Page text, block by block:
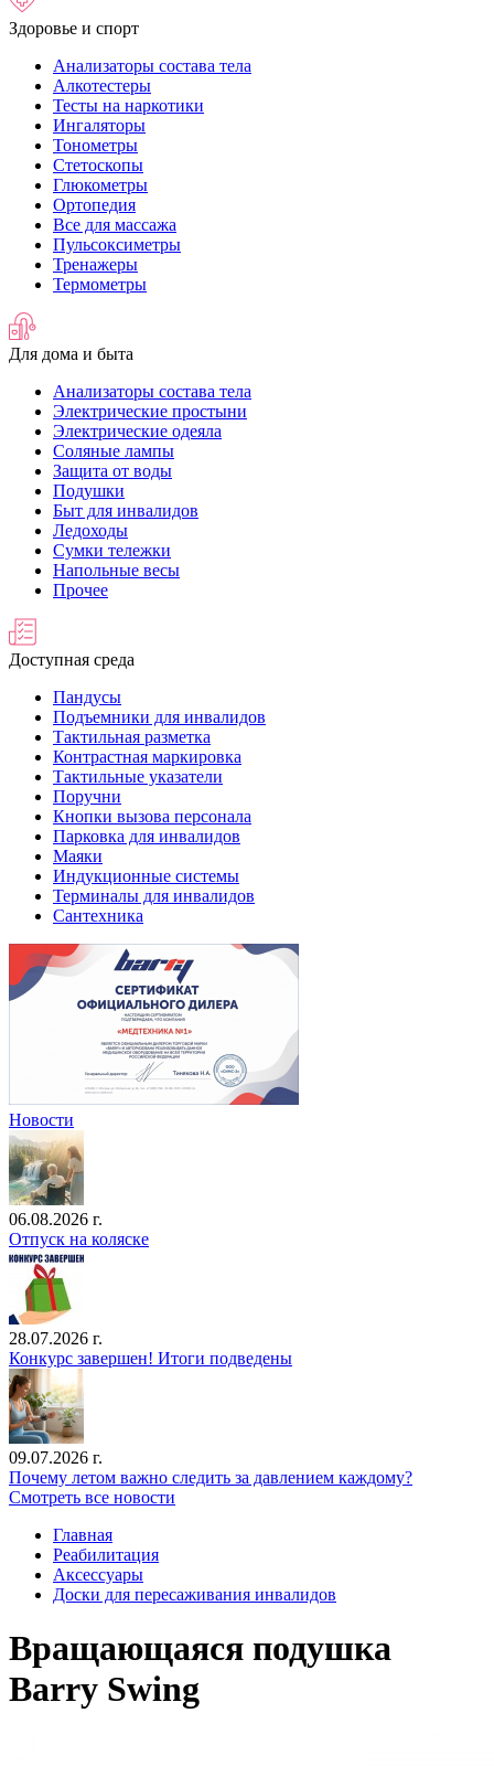
Здоровье и спорт
Анализаторы состава тела
Алкотестеры
Тесты на наркотики
Ингаляторы
Тонометры
Стетоскопы
Глюкометры
Ортопедия
Все для массажа
Пульсоксиметры
Тренажеры
Термометры
Для дома и быта
Анализаторы состава тела
Электрические простыни
Электрические одеяла
Соляные лампы
Защита от воды
Подушки
Быт для инвалидов
Ледоходы
Сумки тележки
Напольные весы
Прочее
Доступная среда
Пандусы
Подъемники для инвалидов
Тактильная разметка
Контрастная маркировка
Тактильные указатели
Поручни
Кнопки вызова персонала
Парковка для инвалидов
Маяки
Индукционные системы
Терминалы для инвалидов
Сантехника
Новости
06.08.2026 г.
Отпуск на коляске
28.07.2026 г.
Конкурс завершен! Итоги подведены
09.07.2026 г.
Почему летом важно следить за давлением каждому?
Смотреть все новости
Главная
Реабилитация
Аксессуары
Доски для пересаживания инвалидов
Вращающаяся подушка
Barry Swing